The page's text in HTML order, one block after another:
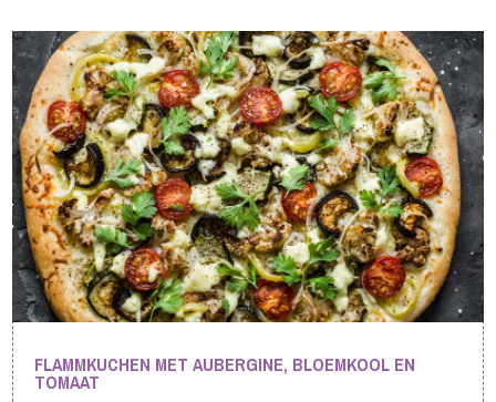
FLAMMKUCHEN MET AUBERGINE, BLOEMKOOL EN
TOMAAT